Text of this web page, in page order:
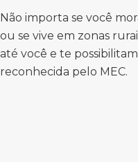
Não importa se você
ou se vive em zonas
até você e te
reconhecida pelo MEC.